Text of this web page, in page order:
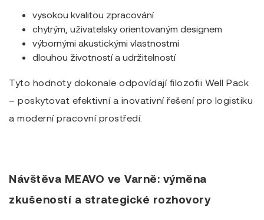
vysokou kvalitou zpracování
chytrým, uživatelsky orientovaným designem
výbornými akustickými vlastnostmi
dlouhou životností a udržitelností
Tyto hodnoty dokonale odpovídají filozofii Well Pack
– poskytovat efektivní a inovativní řešení pro logistiku
a moderní pracovní prostředí.
Návštěva MEAVO ve Varně: výměna
zkušeností a strategické rozhovory